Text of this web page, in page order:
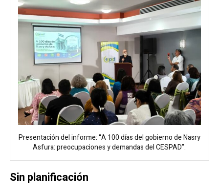
Presentación del informe: “A 100 días del gobierno de Nasry
Asfura: preocupaciones y demandas del CESPAD”.
Sin planificación